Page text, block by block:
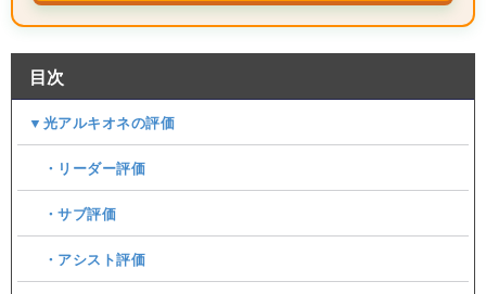
目次
▼光アルキオネの評価
・リーダー評価
・サブ評価
・アシスト評価